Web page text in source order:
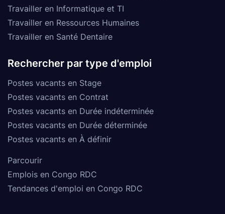
Travailler en Informatique et TI
Travailler en Ressources Humaines
Travailler en Santé Dentaire
Rechercher par type d'emploi
Postes vacants en Stage
Postes vacants en Contrat
Postes vacants en Durée indéterminée
Postes vacants en Durée déterminée
Postes vacants en À définir
Parcourir
Emplois en Congo RDC
Tendances d'emploi en Congo RDC